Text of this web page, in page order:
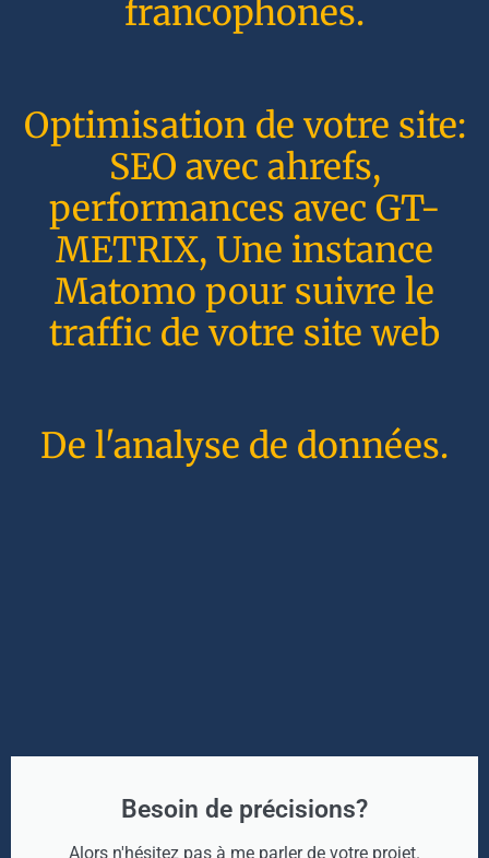
francophones.
Optimisation de votre site:
SEO avec ahrefs,
performances avec GT-
METRIX, Une instance
Matomo pour suivre le
traffic de votre site web
De l'analyse de données.
Besoin de précisions?
Alors n'hésitez pas à me parler de votre projet.